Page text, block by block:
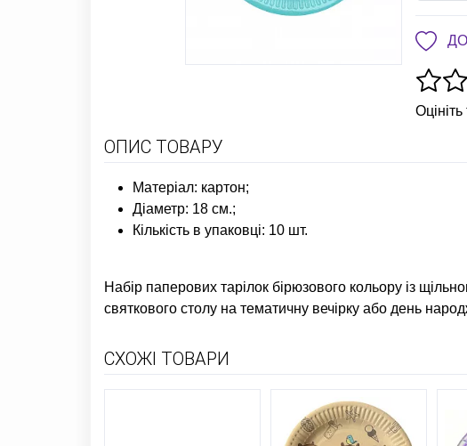
ОПИС ТОВАРУ
Матеріал: картон;
Діаметр: 18 см.;
Кількість в упаковці: 10 шт.
Набір паперових тарілок бірюзового кольору із
святкового столу на тематичну вечірку або день
СХОЖІ ТОВАРИ